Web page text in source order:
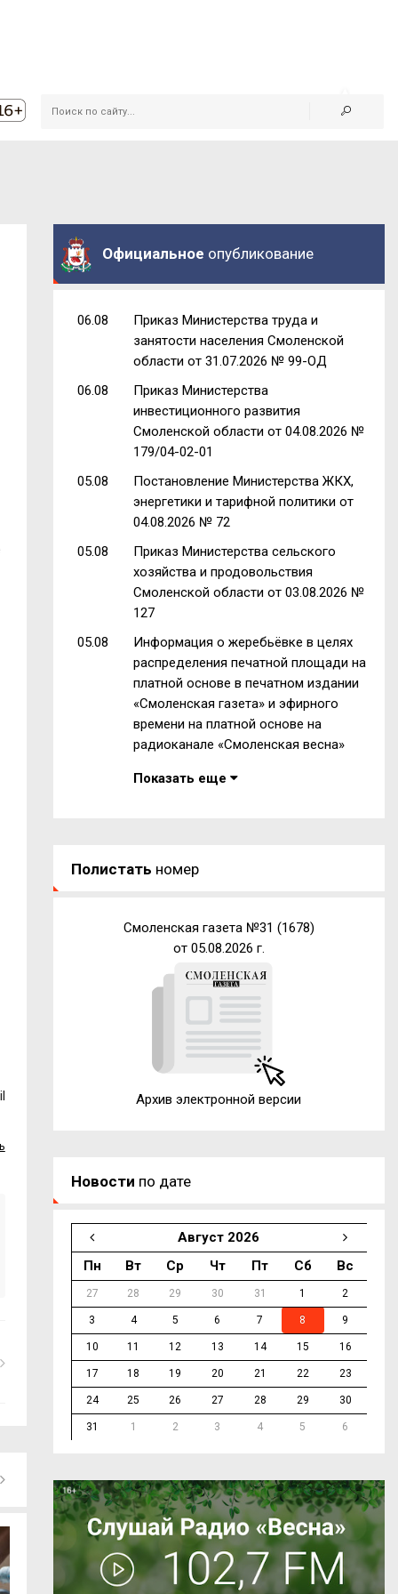
Официальное опубликование
06.08
Приказ Министерства труда и
занятости населения Смоленской
области от 31.07.2026 № 99-ОД
06.08
Приказ Министерства
инвестиционного развития
Смоленской области от 04.08.2026 №
179/04-02-01
05.08
Постановление Министерства ЖКХ,
энергетики и тарифной политики от
04.08.2026 № 72
05.08
Приказ Министерства сельского
хозяйства и продовольствия
Смоленской области от 03.08.2026 №
127
05.08
Информация о жеребьёвке в целях
распределения печатной площади на
платной основе в печатном издании
«Смоленская газета» и эфирного
времени на платной основе на
радиоканале «Смоленская весна»
Показать еще
Полистать номер
Смоленская газета №31 (1678)
от 05.08.2026 г.
Архив электронной версии
Новости по дате
Август 2026
Пн
Вт Ср Чт Пт Сб Вс
27 28 29 30 31 1 2
3 4 5 6 7 8 9
10 11 12 13 14 15 16
17 18 19 20 21 22 23
24 25 26 27 28 29 30
31 1 2 3 4 5 6